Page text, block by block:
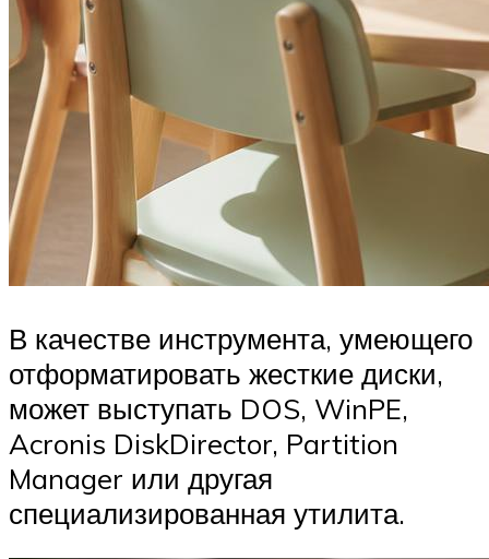
В качестве инструмента, умеющего
отформатировать жесткие диски,
может выступать DOS, WinPE,
Acronis DiskDirector, Partition
Manager или другая
специализированная утилита.